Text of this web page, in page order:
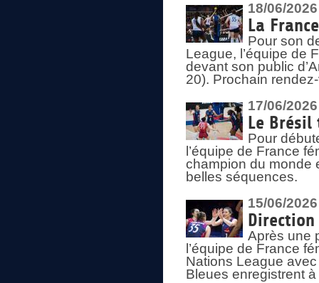
18/06/2026
La
Pour son
League, l’équipe de
devant son public
20). Prochain
17/06/2026
Le
Pour
l’équipe de France
champion du monde
belles séquences.
15/06/2026
Après une
l’équipe de France
Nations League
Bleues enregistrent